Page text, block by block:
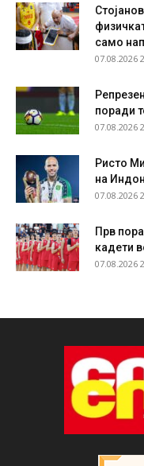
само
07.08.2026
поради
07.08.2026
Ристо
на
07.08.2026
Прв
кадети
07.08.2026